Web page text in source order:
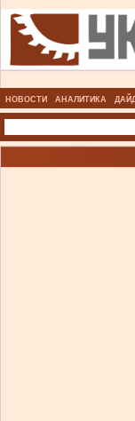
НОВОСТИ АНАЛИТИКА